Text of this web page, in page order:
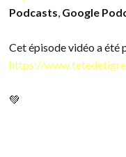
Podcasts, Google
Cet épisode vidéo a été
https://
💚